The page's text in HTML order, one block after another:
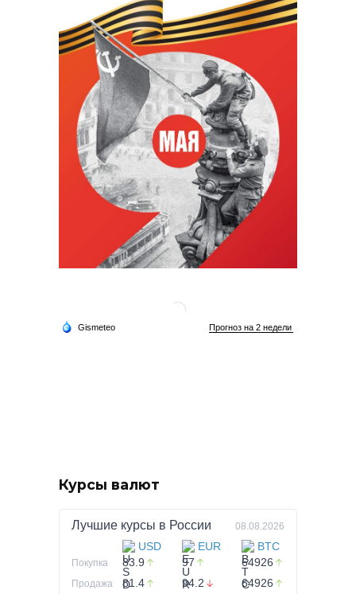
Курсы валют
Лучшие курсы в России 08.08.2026
USD EUR BTC
Покупка 83.9 97 64926
Продажа 81.4 94.2 64926